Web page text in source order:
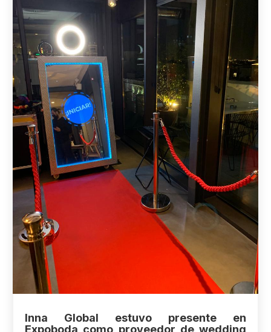
Inna Global estuvo presente en
Expoboda como proveedor de wedding